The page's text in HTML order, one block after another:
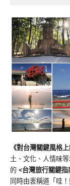
《對台灣關鍵風格上
土、文化、人情味
的 <台灣旅行關鍵指
同時由衷稱道「哇